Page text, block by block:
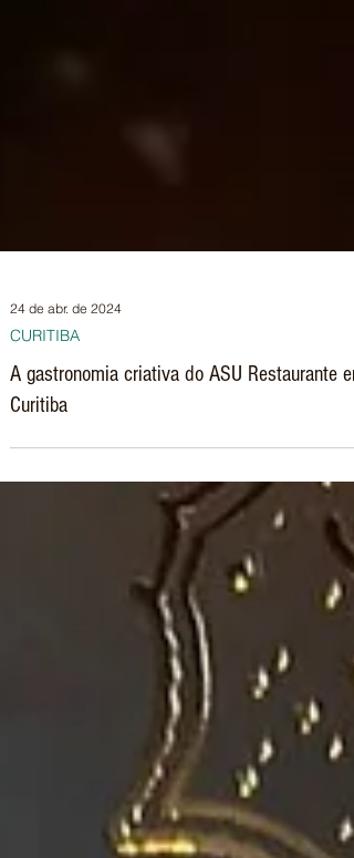
24 de abr. de 2024
CURITIBA
A gastronomia criativa do ASU Restaurante em
Curitiba